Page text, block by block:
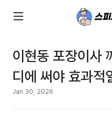
이현동 포장이사
디에 써야 효과적
Jan 30, 2026